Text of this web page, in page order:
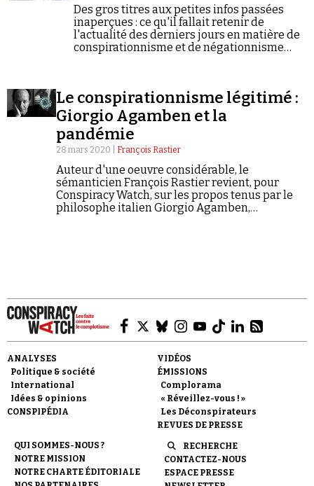
Des gros titres aux petites infos passées
inaperçues : ce qu'il fallait retenir de
l'actualité des derniers jours en matière de
conspirationnisme et de négationnisme
Le conspirationnisme légitimé :
Giorgio Agamben et la
pandémie
28 mars 2020 | François Rastier
Auteur d'une oeuvre considérable, le
sémanticien François Rastier revient, pour
Conspiracy Watch, sur les propos tenus par le
philosophe italien Giorgio Agamben,
ANALYSES
Politique & société
International
Idées & opinions
CONSPIPÉDIA
VIDÉOS
ÉMISSIONS
Complorama
« Réveillez-vous ! »
Les Déconspirateurs
REVUES DE PRESSE
QUI SOMMES-NOUS ?
NOTRE MISSION
NOTRE CHARTE ÉDITORIALE
RECHERCHE
CONTACTEZ-NOUS
ESPACE PRESSE